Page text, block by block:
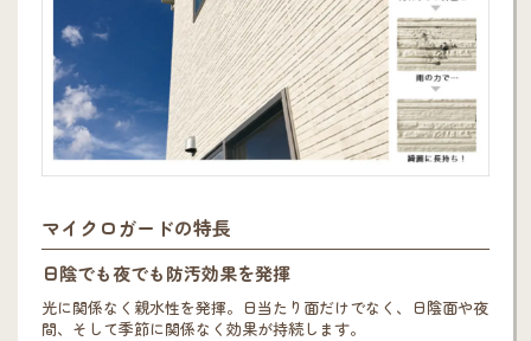
マイクロガードの特長
日陰でも夜でも防汚効果を発揮
光に関係なく親水性を発揮。日当たり面だけでなく、日陰面や夜
間、そして季節に関係なく効果が持続します。